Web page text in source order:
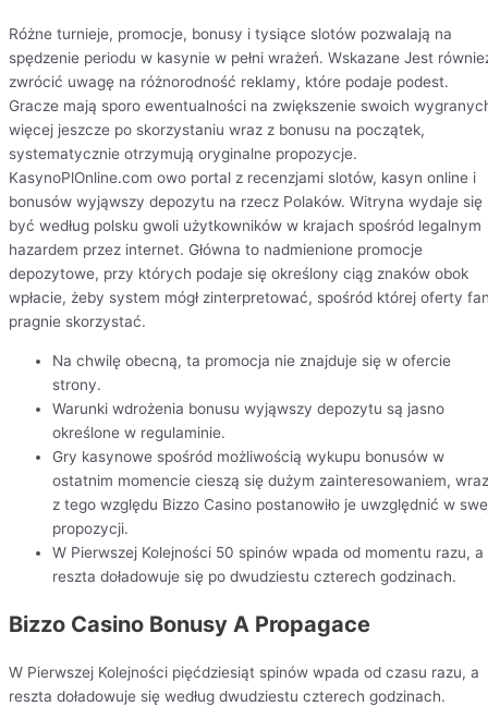
Różne turnieje, promocje, bonusy i tysiące slotów pozwalają na
spędzenie periodu w kasynie w pełni wrażeń. Wskazane Jest
zwrócić uwagę na różnorodność reklamy, które podaje podest.
Gracze mają sporo ewentualności na zwiększenie swoich
więcej jeszcze po skorzystaniu wraz z bonusu na początek,
systematycznie otrzymują oryginalne propozycje.
KasynoPlOnline.com owo portal z recenzjami slotów, kasyn online i
bonusów wyjąwszy depozytu na rzecz Polaków. Witryna wydaje się
być według polsku gwoli użytkowników w krajach spośród legalnym
hazardem przez internet. Główna to nadmienione promocje
depozytowe, przy których podaje się określony ciąg znaków obok
wpłacie, żeby system mógł zinterpretować, spośród której oferty
pragnie skorzystać.
Na chwilę obecną, ta promocja nie znajduje się w ofercie
strony.
Warunki wdrożenia bonusu wyjąwszy depozytu są jasno
określone w regulaminie.
Gry kasynowe spośród możliwością wykupu bonusów w
ostatnim momencie cieszą się dużym zainteresowaniem, wraz
z tego względu Bizzo Casino postanowiło je uwzględnić w
propozycji.
W Pierwszej Kolejności 50 spinów wpada od momentu razu, a
reszta doładowuje się po dwudziestu czterech godzinach.
Bizzo Casino Bonusy A Propagace
W Pierwszej Kolejności pięćdziesiąt spinów wpada od czasu razu, a
reszta doładowuje się według dwudziestu czterech godzinach.